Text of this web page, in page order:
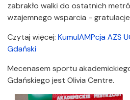
zabrakło walki do ostatnich
wzajemnego wsparcia -
Czytaj więcej: KumulAMPcja AZS
Gdański
Mecenasem sportu
Gdańskiego jest Olivia Centre.